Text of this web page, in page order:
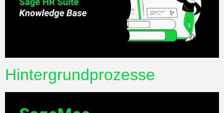
Hintergrundprozesse